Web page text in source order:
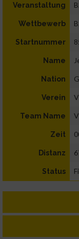
Veranstaltung
Wettbewerb
Startnummer
Name
Nation
Verein
Team Name
Zeit
Distanz
Status